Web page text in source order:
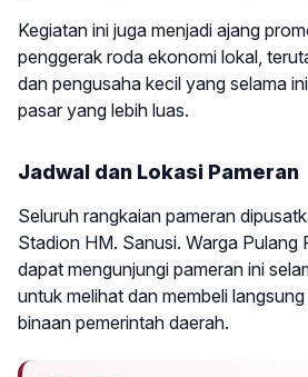
Kegiatan ini juga menjadi ajang
penggerak roda ekonomi lokal,
dan pengusaha kecil yang selama
pasar yang lebih luas.
Jadwal dan Lokasi Pameran
Seluruh rangkaian pameran
Stadion HM. Sanusi. Warga Pulang
dapat mengunjungi pameran ini
untuk melihat dan membeli
binaan pemerintah daerah.